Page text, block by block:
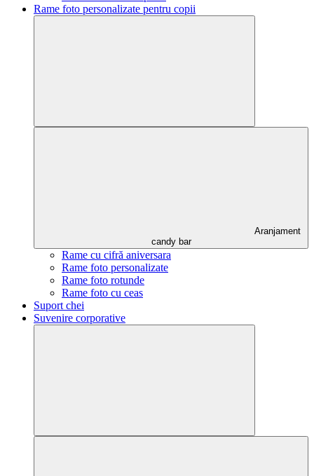
Rame foto personalizate pentru copii
Aranjament
candy bar
Rame cu cifră aniversara
Rame foto personalizate
Rame foto rotunde
Rame foto cu ceas
Suport chei
Suvenire corporative